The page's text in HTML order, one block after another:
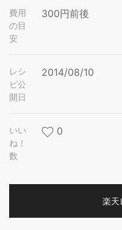
費用
の目
安
300円前後
レシ
ピ公
開日
2014/08/10
いい
ね！
数
0
楽天